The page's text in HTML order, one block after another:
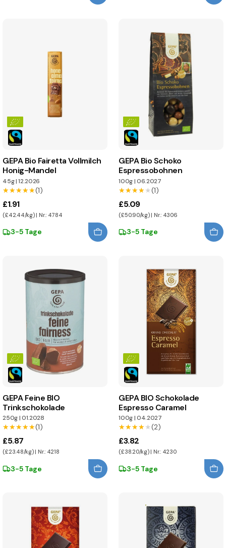
GEPA Bio Fairetta Vollmilch
Honig-Mandel
45g|12.2026
★★★★★
★★★★★(1)
£1.91
(£42.44/kg) | Nr.: 4784
3-5 Tage
GEPA Bio Schoko
Espressobohnen
100g|06.2027
★★★★★
★★★★★(1)
£5.09
(£50.90/kg) | Nr.: 4306
3-5 Tage
GEPA Feine BIO
Trinkschokolade
250g|01.2028
★★★★★
★★★★★(1)
£5.87
(£23.48/kg) | Nr.: 4218
3-5 Tage
GEPA BIO Schokolade
Espresso Caramel
100g|04.2027
★★★★★
★★★★★(2)
£3.82
(£38.20/kg) | Nr.: 4230
3-5 Tage